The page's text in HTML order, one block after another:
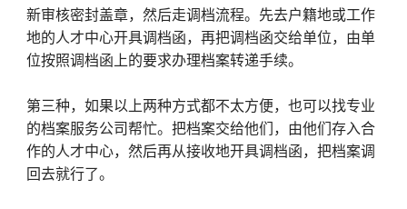
新审核密封盖章，然后走调档流程。先去户籍地或工作
地的人才中心开具调档函，再把调档函交给单位，由单
位按照调档函上的要求办理档案转递手续。
第三种，如果以上两种方式都不太方便，也可以找专业
的档案服务公司帮忙。把档案交给他们，由他们存入合
作的人才中心，然后再从接收地开具调档函，把档案调
回去就行了。